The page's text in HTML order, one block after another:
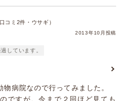
コミ2件・ウサギ）
2013年10月投稿
しています。
病院なので行ってみました。
ですが、今まで２回ほど見ても